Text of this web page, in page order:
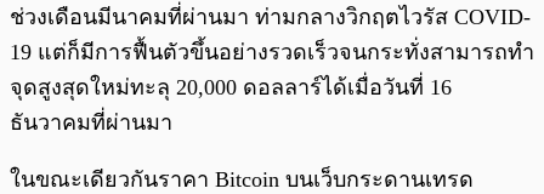
ช่วงเดือนมีนาคมที่ผ่านมา ท่ามกลางวิกฤตไวรัส COVID-
19 แต่ก็มีการฟื้นตัวขึ้นอย่างรวดเร็วจนกระทั่งสามารถทำ
จุดสูงสุดใหม่ทะลุ 20,000 ดอลลาร์ได้เมื่อวันที่ 16
ธันวาคมที่ผ่านมา
ในขณะเดียวกันราคา Bitcoin บนเว็บกระดานเทรด